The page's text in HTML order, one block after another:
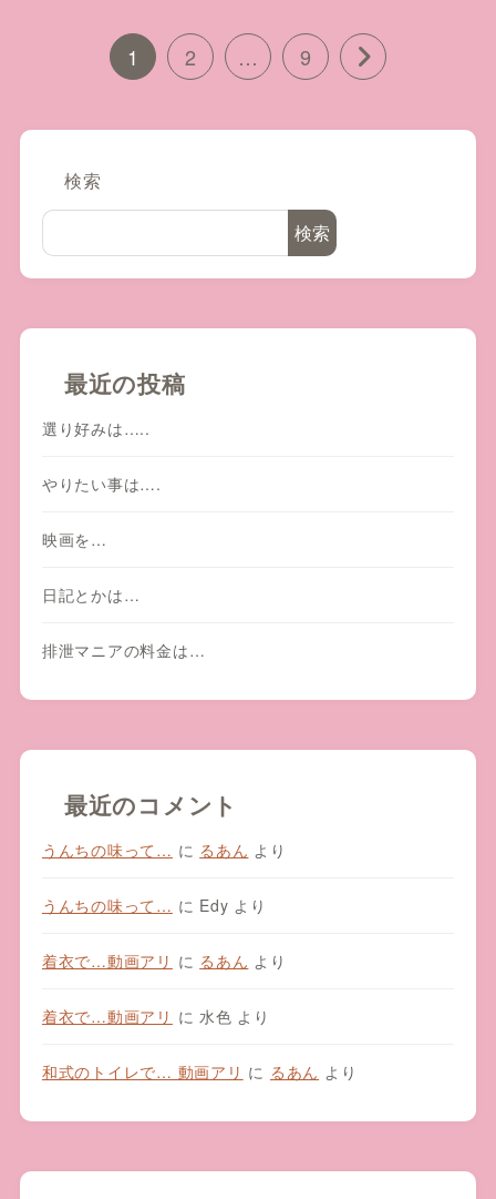
1 2 … 9
検索
検索
最近の投稿
選り好みは…..
やりたい事は….
映画を…
日記とかは…
排泄マニアの料金は…
最近のコメント
うんちの味って… に るあん より
うんちの味って… に Edy より
着衣で…動画アリ に るあん より
着衣で…動画アリ に 水色 より
和式のトイレで… 動画アリ に るあん より